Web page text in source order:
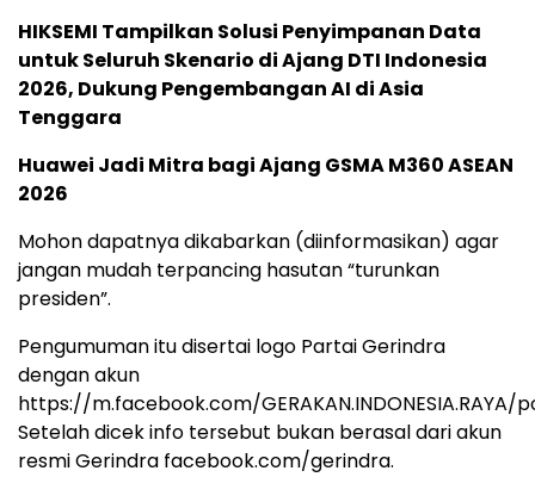
HIKSEMI Tampilkan Solusi Penyimpanan Data
untuk Seluruh Skenario di Ajang DTI Indonesia
2026, Dukung Pengembangan AI di Asia
Tenggara
Huawei Jadi Mitra bagi Ajang GSMA M360 ASEAN
2026
Mohon dapatnya dikabarkan (diinformasikan) agar
jangan mudah terpancing hasutan “turunkan
presiden”.
Pengumuman itu disertai logo Partai Gerindra
dengan akun
https://m.facebook.com/
Setelah dicek info tersebut bukan berasal dari akun
resmi Gerindra facebook.com/gerindra.